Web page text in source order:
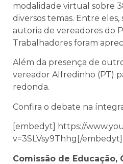
modalidade virtual sobre
diversos temas. Entre eles,
autoria de vereadores do
Trabalhadores foram
Além da presença de
vereador Alfredinho (PT)
redonda.
Confira o debate na
[embedyt] https://
v=3SLVsy9Thhg[/embedyt]
Comissão de Educação,